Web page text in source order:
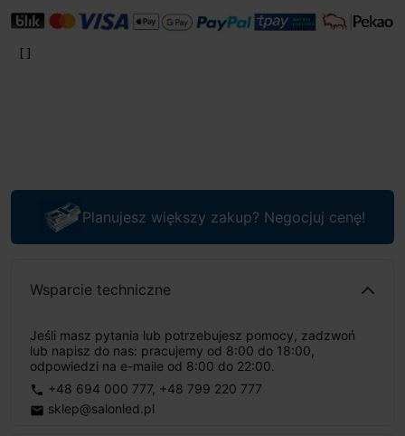
Planujesz większy zakup? Negocjuj cenę!
Wsparcie techniczne
Jeśli masz pytania lub potrzebujesz pomocy, zadzwoń
lub napisz do nas: pracujemy od 8:00 do 18:00,
odpowiedzi na e-maile od 8:00 do 22:00.
phone +48 694 000 777, +48 799 220 777
email sklep@salonled.pl